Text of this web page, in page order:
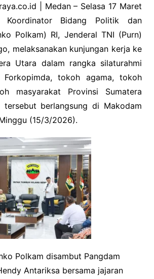
at
s
A
p
p
| Medan – Selasa 17 Maret
Koordinator Bidang Politik dan
Polkam) RI, Jenderal TNI (Purn)
melaksanakan kunjungan kerja ke
Utara dalam rangka silaturahmi
Forkopimda, tokoh agama, tokoh
masyarakat Provinsi Sumatera
tersebut berlangsung di Makodam
(15/3/2026).
Polkam disambut Pangdam
Antariksa bersama jajaran